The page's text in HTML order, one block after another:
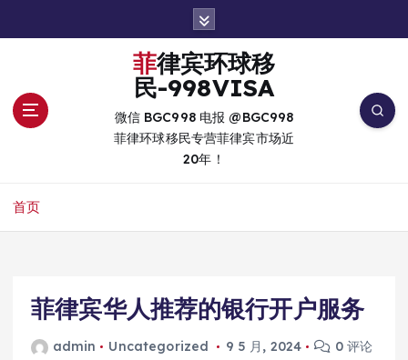
菲律宾环球移
民-998VISA
微信 BGC998 电报 @BGC998
菲律环球移民专营菲律宾市场近
20年！
首页
菲律宾华人推荐的银行开户服务
admin Uncategorized 9 5 月, 2024 0 评论